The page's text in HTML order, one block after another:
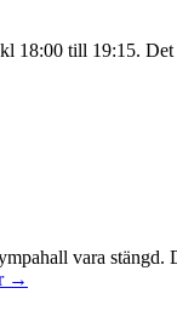
18:00 till 19:15.
vara
→